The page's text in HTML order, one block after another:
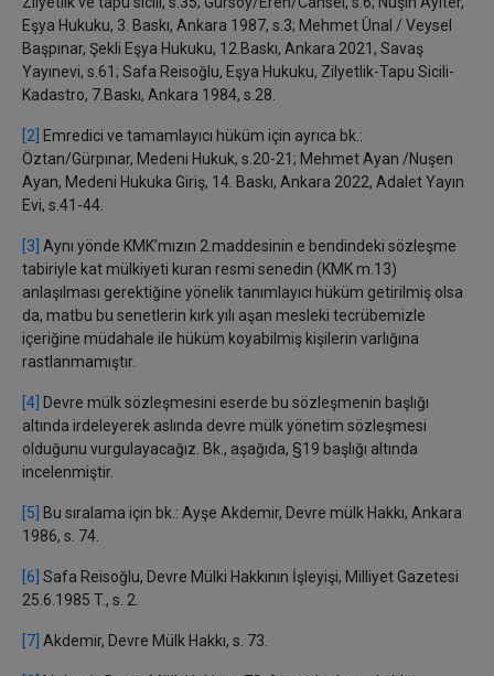
Eşya Hukuku, 3. Baskı, Ankara 1987, s.3; Mehmet Ünal / Veysel
Başpınar, Şekli Eşya Hukuku, 12.Baskı, Ankara 2021, Savaş
Yayınevi, s.61; Safa Reisoğlu, Eşya Hukuku, Zilyetlik-Tapu Sicili-
Kadastro, 7.Baskı, Ankara 1984, s.28.
[2]
Emredici ve tamamlayıcı hüküm için ayrıca bk.:
Öztan/Gürpınar, Medeni Hukuk, s.20-21; Mehmet Ayan /Nuşen
Ayan, Medeni Hukuka Giriş, 14. Baskı, Ankara 2022, Adalet Yayın
Evi, s.41-44.
[3] Aynı yönde KMK’mızın 2.maddesinin e bendindeki sözleşme
tabiriyle kat mülkiyeti kuran resmi senedin (KMK m.13)
anlaşılması gerektiğine yönelik tanımlayıcı hüküm getirilmiş olsa
da, matbu bu senetlerin kırk yılı aşan mesleki tecrübemizle
içeriğine müdahale ile hüküm koyabilmiş kişilerin varlığına
rastlanmamıştır.
[4] Devre mülk sözleşmesini eserde bu sözleşmenin başlığı
altında irdeleyerek aslında devre mülk yönetim sözleşmesi
olduğunu vurgulayacağız. Bk., aşağıda, §19 başlığı altında
incelenmiştir.
[5] Bu sıralama için bk.: Ayşe Akdemir, Devre mülk Hakkı, Ankara
1986, s. 74.
[6] Safa Reisoğlu, Devre Mülki Hakkının İşleyişi, Milliyet Gazetesi
25.6.1985 T., s. 2.
[7] Akdemir, Devre Mülk Hakkı, s. 73.